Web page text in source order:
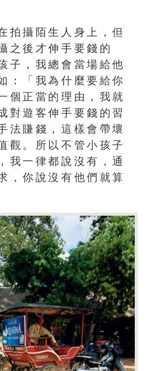
拍攝陌生人身上，但
之後才伸手要錢的
子，我總會當場給他
：「我為什麼要給你
個正當的理由，我就
對遊客伸手要錢的習
法賺錢，這樣會帶壞
觀。所以不管小孩子
我一律都說沒有，通
，你說沒有他們就算